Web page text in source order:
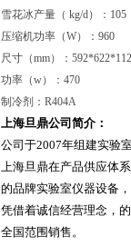
雪花冰产量（ kg/d）：105
压缩机功率（W）：960
尺寸（mm）：
功率（w）：470
制冷剂：R404A
上海旦鼎公司简介：
公司于2007年组建实验
上海旦鼎在产品供应体
的品牌实验室仪器设备
凭借着诚信经营理念，
全国范围销售。